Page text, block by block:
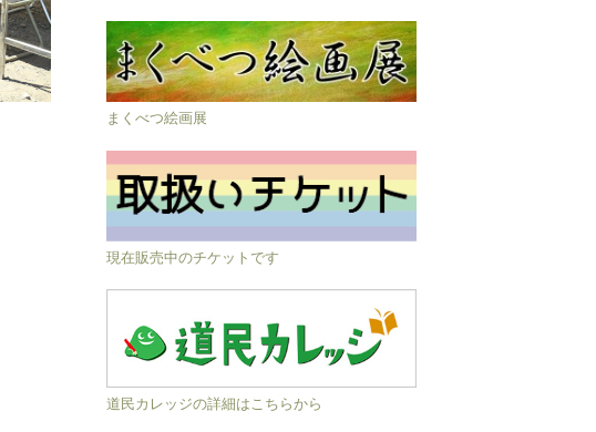
まくべつ絵画展
現在販売中のチケットです
道民カレッジの詳細はこちらから